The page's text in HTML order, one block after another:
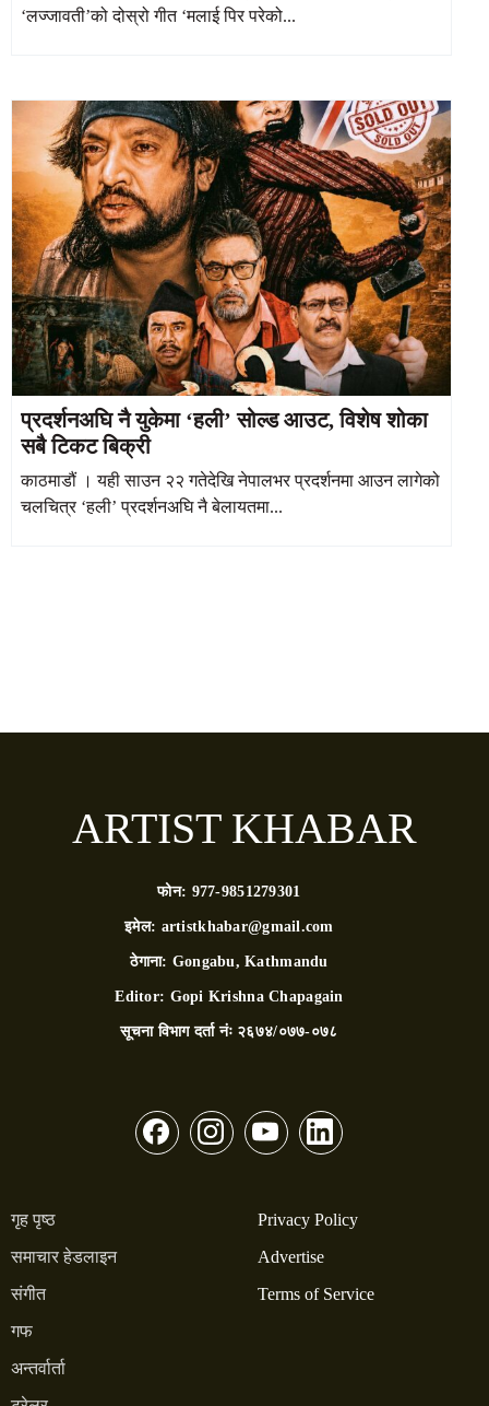
‘लज्जावती’को दोस्रो गीत ‘मलाई पिर परेको...
प्रदर्शनअघि नै युकेमा ‘हली’ सोल्ड आउट, विशेष शोका
सबै टिकट बिक्री
काठमाडौं । यही साउन २२ गतेदेखि नेपालभर प्रदर्शनमा आउन लागेको
चलचित्र ‘हली’ प्रदर्शनअघि नै बेलायतमा...
ARTIST KHABAR
फोन: 977-9851279301
इमेल: artistkhabar@gmail.com
ठेगाना: Gongabu, Kathmandu
Editor: Gopi Krishna Chapagain
सूचना विभाग दर्ता नंः २६७४/०७७-०७८
गृह पृष्ठ
समाचार हेडलाइन
संगीत
गफ
अन्तर्वार्ता
Privacy Policy
Advertise
Terms of Service